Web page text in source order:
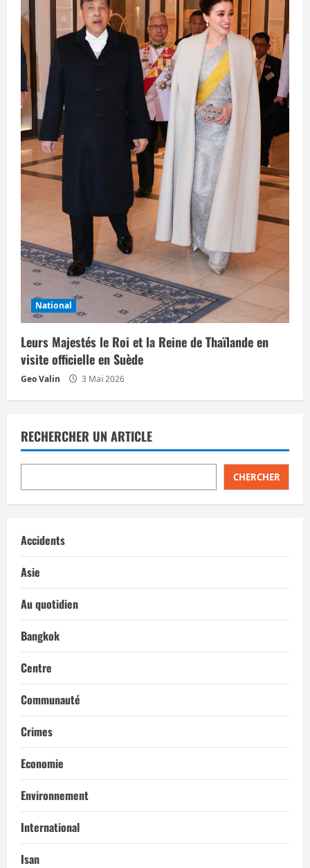
National
Leurs Majestés le Roi et la Reine de Thaïlande en
visite officielle en Suède
Geo Valin 3 Mai 2026
RECHERCHER UN ARTICLE
CHERCHER
Accidents
Asie
Au quotidien
Bangkok
Centre
Communauté
Crimes
Economie
Environnement
International
Isan